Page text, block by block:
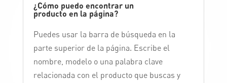
¿Cómo puedo encontrar un
producto en la página?
Puedes usar la barra de búsqueda en la
parte superior de la página. Escribe el
nombre, modelo o una palabra clave
relacionada con el producto que buscas y